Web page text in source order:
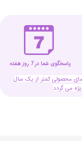
محصولی کمتر از یک سال
پاسخگوی شما در 7 روز هفته